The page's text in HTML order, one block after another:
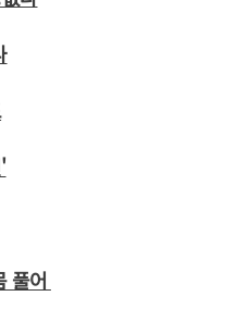
풀어